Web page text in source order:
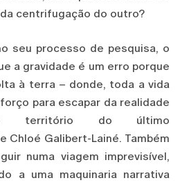
centrifugação do outro?
seu processo de pesquisa, o
a gravidade é um erro porque
à terra – donde, toda a vida
para escapar da realidade
território do último
Chloé Galibert-Lainé. Também
numa viagem imprevisível,
a uma maquinaria narrativa